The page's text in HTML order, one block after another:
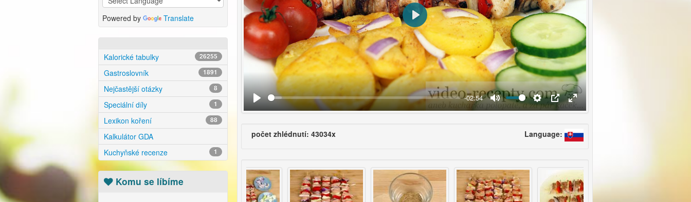
Powered by Translate
Kalorické tabulky 26255
Gastroslovník 1891
Nejčastější otázky 8
Speciální díly 1
Lexikon koření 88
Kalkulátor GDA
Kuchyňské recenze
1
Komu se líbíme
-02:54
Přehrát
počet zhlédnutí: 43034x Language: